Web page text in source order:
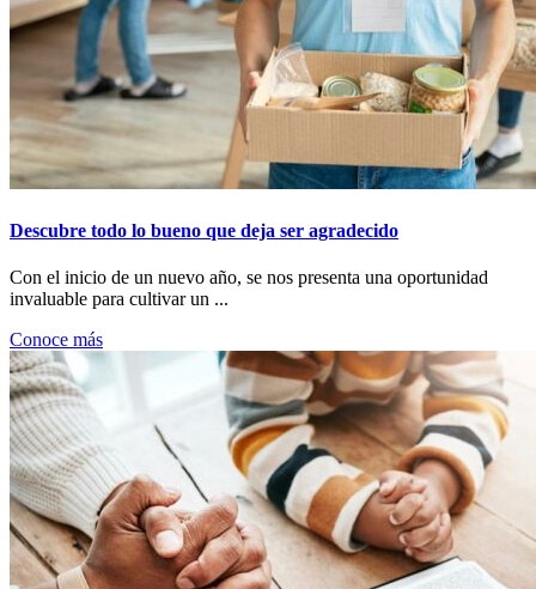
Descubre todo lo bueno que deja ser agradecido
Con el inicio de un nuevo año, se nos presenta una oportunidad
invaluable para cultivar un ...
Conoce más